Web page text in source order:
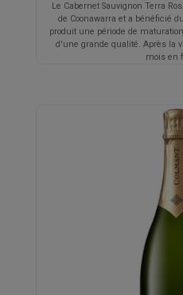
Le Cabernet Sauvignon Terra
de Coonawarra et a bénéficié
produit une période de
d'une grande qualité. Après la
mois en